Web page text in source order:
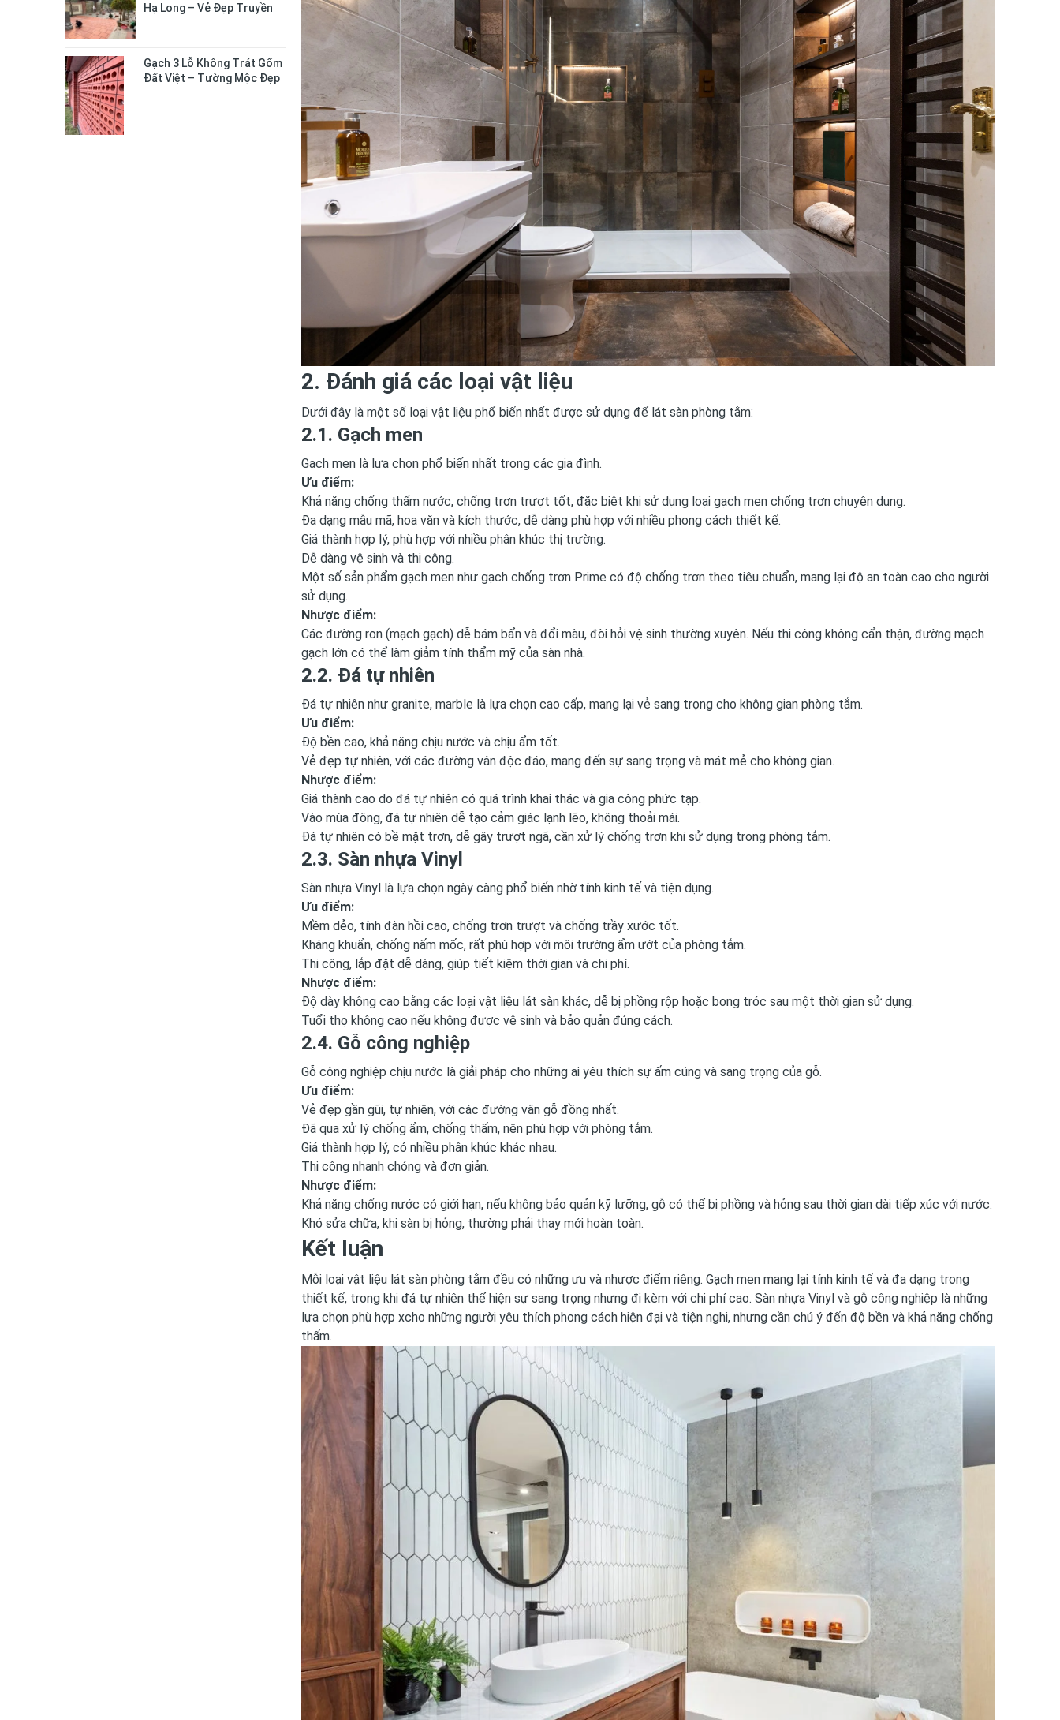
Hạ Long – Vẻ Đẹp Truyền
Gạch 3 Lỗ Không Trát Gốm
Đất Việt – Tường Mộc Đẹp
2. Đánh giá các loại vật liệu
Dưới đây là một số loại vật liệu phổ biến nhất được sử dụng để lát sàn phòng tắm:
2.1. Gạch men
Gạch men là lựa chọn phổ biến nhất trong các gia đình.
Ưu điểm:
Khả năng chống thấm nước, chống trơn trượt tốt, đặc biệt khi sử dụng loại gạch men chống trơn chuyên dụng.
Đa dạng mẫu mã, hoa văn và kích thước, dễ dàng phù hợp với nhiều phong cách thiết kế.
Giá thành hợp lý, phù hợp với nhiều phân khúc thị trường.
Dễ dàng vệ sinh và thi công.
Một số sản phẩm gạch men như gạch chống trơn Prime có độ chống trơn theo tiêu chuẩn, mang lại độ an toàn cao cho người
sử dụng.
Nhược điểm:
Các đường ron (mạch gạch) dễ bám bẩn và đổi màu, đòi hỏi vệ sinh thường xuyên. Nếu thi công không cẩn thận, đường mạch
gạch lớn có thể làm giảm tính thẩm mỹ của sàn nhà.
2.2. Đá tự nhiên
Đá tự nhiên như granite, marble là lựa chọn cao cấp, mang lại vẻ sang trọng cho không gian phòng tắm.
Ưu điểm:
Độ bền cao, khả năng chịu nước và chịu ẩm tốt.
Vẻ đẹp tự nhiên, với các đường vân độc đáo, mang đến sự sang trọng và mát mẻ cho không gian.
Nhược điểm:
Giá thành cao do đá tự nhiên có quá trình khai thác và gia công phức tạp.
Vào mùa đông, đá tự nhiên dễ tạo cảm giác lạnh lẽo, không thoải mái.
Đá tự nhiên có bề mặt trơn, dễ gây trượt ngã, cần xử lý chống trơn khi sử dụng trong phòng tắm.
2.3. Sàn nhựa Vinyl
Sàn nhựa Vinyl là lựa chọn ngày càng phổ biến nhờ tính kinh tế và tiện dụng.
Ưu điểm:
Mềm dẻo, tính đàn hồi cao, chống trơn trượt và chống trầy xước tốt.
Kháng khuẩn, chống nấm mốc, rất phù hợp với môi trường ẩm ướt của phòng tắm.
Thi công, lắp đặt dễ dàng, giúp tiết kiệm thời gian và chi phí.
Nhược điểm:
Độ dày không cao bằng các loại vật liệu lát sàn khác, dễ bị phồng rộp hoặc bong tróc sau một thời gian sử dụng.
Tuổi thọ không cao nếu không được vệ sinh và bảo quản đúng cách.
2.4. Gỗ công nghiệp
Gỗ công nghiệp chịu nước là giải pháp cho những ai yêu thích sự ấm cúng và sang trọng của gỗ.
Ưu điểm:
Vẻ đẹp gần gũi, tự nhiên, với các đường vân gỗ đồng nhất.
Đã qua xử lý chống ẩm, chống thấm, nên phù hợp với phòng tắm.
Giá thành hợp lý, có nhiều phân khúc khác nhau.
Thi công nhanh chóng và đơn giản.
Nhược điểm:
Khả năng chống nước có giới hạn, nếu không bảo quản kỹ lưỡng, gỗ có thể bị phồng và hỏng sau thời gian dài tiếp xúc với nước.
Khó sửa chữa, khi sàn bị hỏng, thường phải thay mới hoàn toàn.
Kết luận
Mỗi loại vật liệu lát sàn phòng tắm đều có những ưu và nhược điểm riêng. Gạch men mang lại tính kinh tế và đa dạng trong
thiết kế, trong khi đá tự nhiên thể hiện sự sang trọng nhưng đi kèm với chi phí cao. Sàn nhựa Vinyl và gỗ công nghiệp là những
lựa chọn phù hợp xcho những người yêu thích phong cách hiện đại và tiện nghi, nhưng cần chú ý đến độ bền và khả năng chống
thấm.